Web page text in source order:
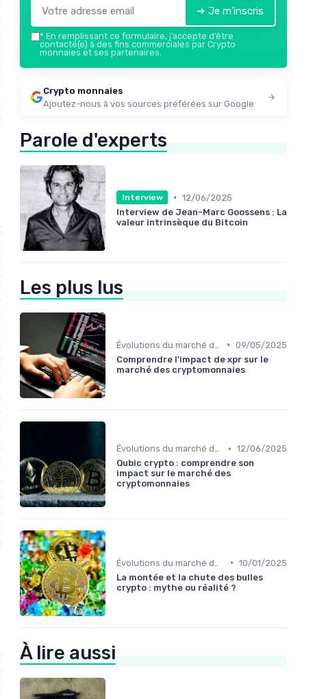
➔ Je m'inscris
* En remplissant ce formulaire, j’accepte d’être
contacté(e) à des fins commerciales par Crypto
monnaies et ses partenaires.
Crypto monnaies
Ajoutez-nous à vos sources préférées sur Google
Parole d'experts
Interview • 12/06/2025
Interview de Jean-Marc Goossens : La
valeur intrinsèque du Bitcoin
Les plus lus
• 09/05/2025
Comprendre l'impact de xpr sur le
marché des cryptomonnaies
Évolutions du marché des cryptos • 12/06/2025
Qubic crypto : comprendre son
impact sur le marché des
cryptomonnaies
• 10/01/2025
La montée et la chute des bulles
crypto : mythe ou réalité ?
À lire aussi